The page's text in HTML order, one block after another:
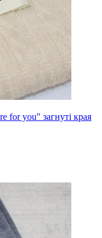
for you" загнуті края